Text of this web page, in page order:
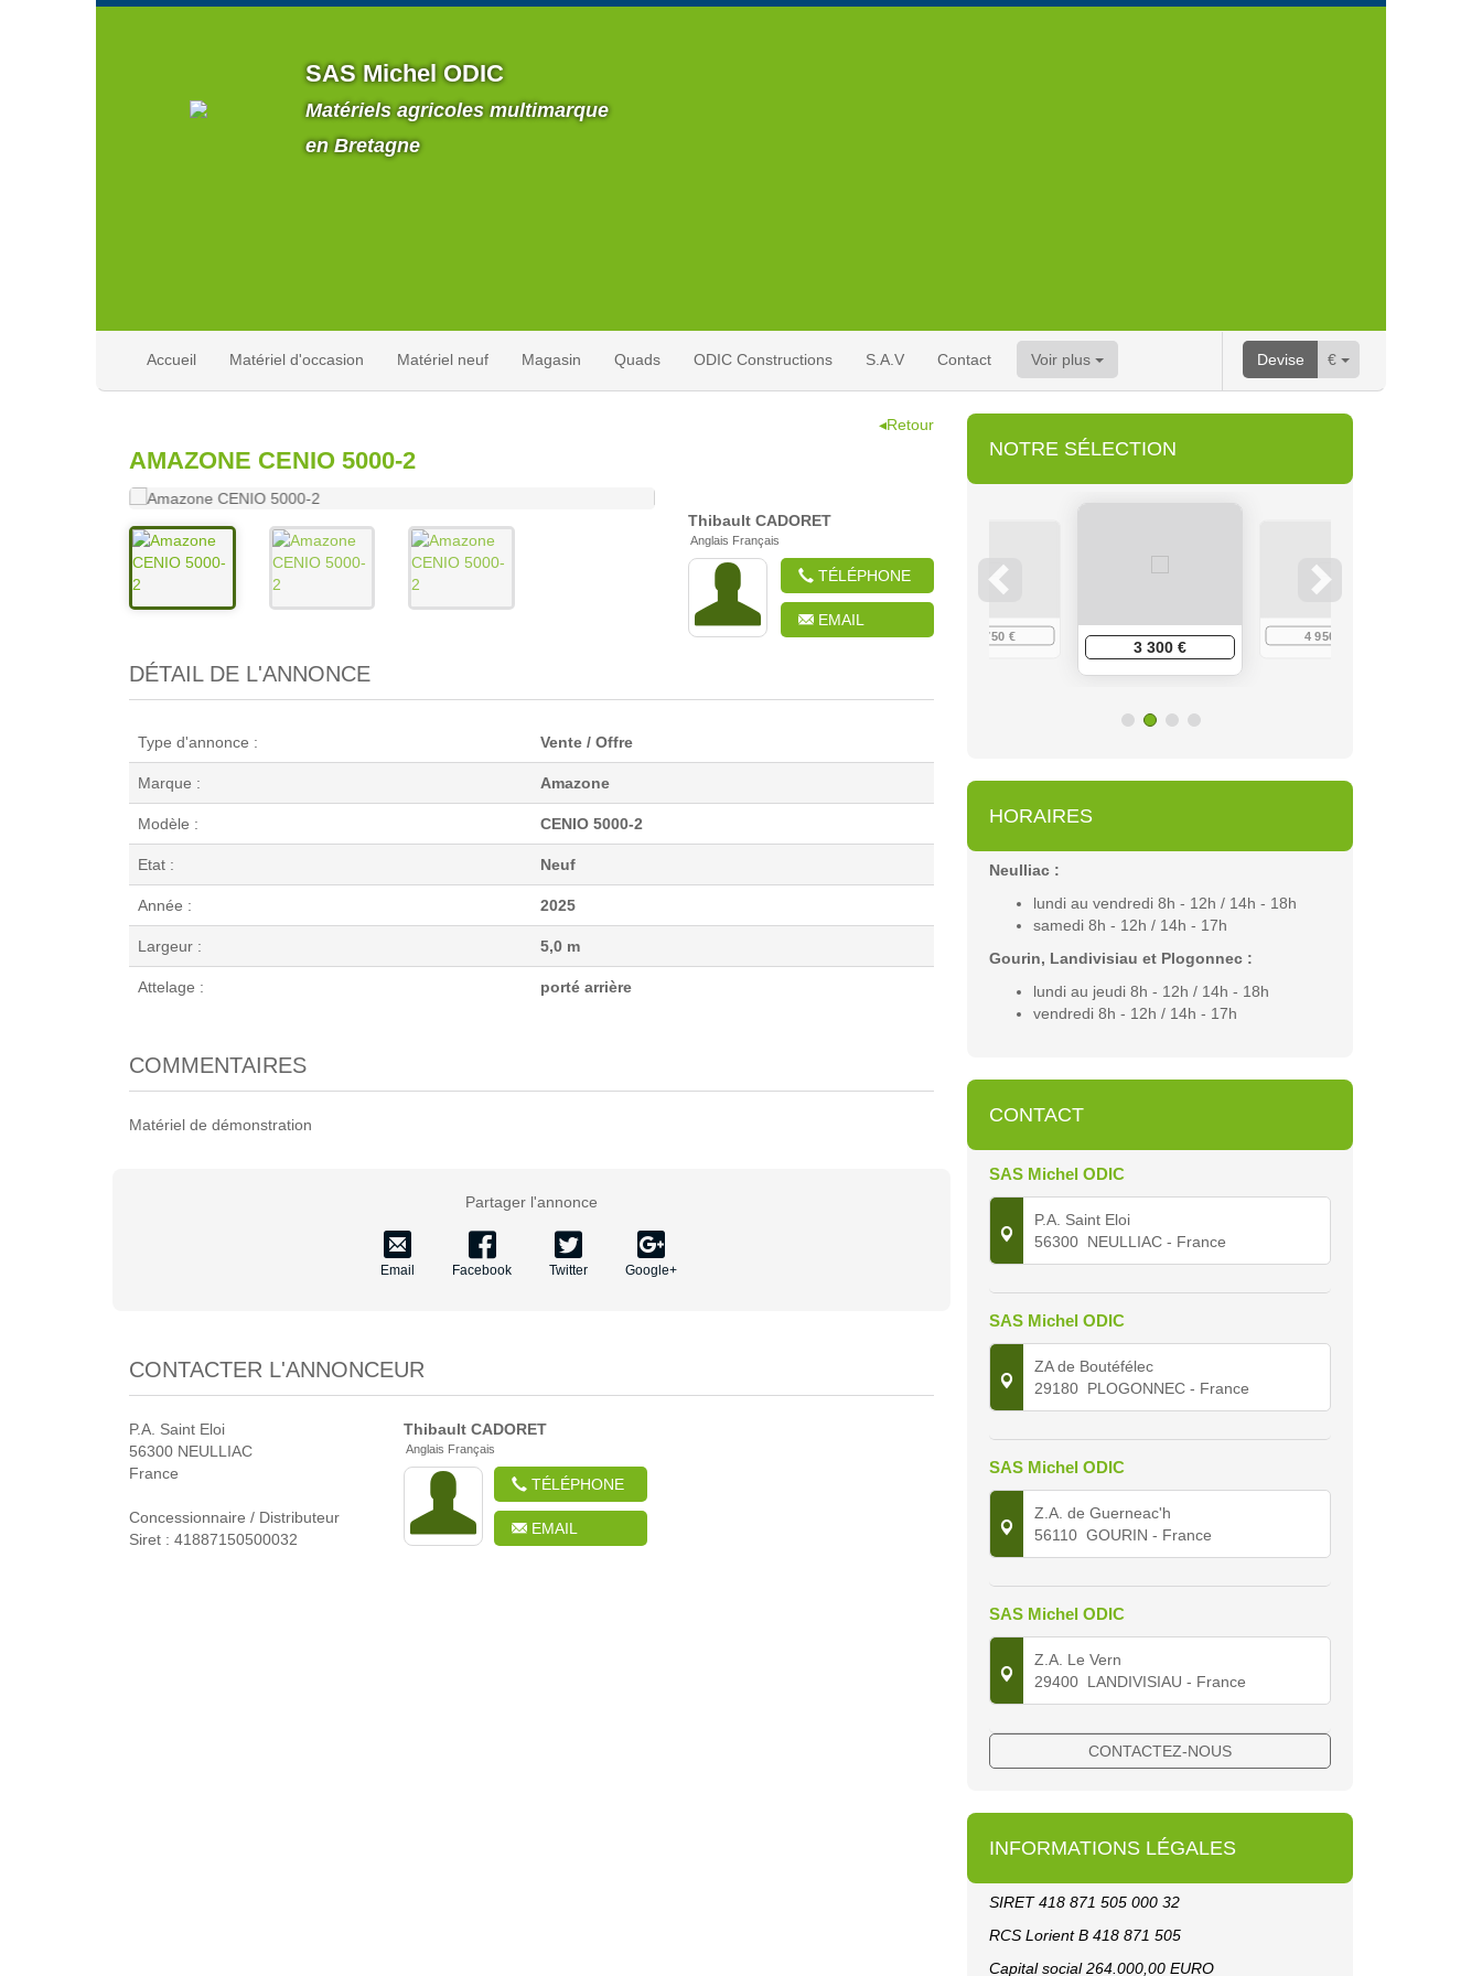
SAS Michel ODIC
Matériels agricoles multimarque
en Bretagne
Devise €
Accueil Matériel d'occasion Matériel neuf Magasin Quads ODIC Constructions S.A.V Contact Voir plus
◂Retour
AMAZONE CENIO 5000-2
Thibault CADORET
Anglais Français
TÉLÉPHONE
EMAIL
DÉTAIL DE L'ANNONCE
Type d'annonce : Vente / Offre
Marque : Amazone
Modèle : CENIO 5000-2
Etat : Neuf
Année : 2025
Largeur : 5,0 m
Attelage : porté arrière
COMMENTAIRES
Matériel de démonstration
Partager l'annonce
Email Facebook Twitter Google+
CONTACTER L'ANNONCEUR
P.A. Saint Eloi
56300 NEULLIAC
France
Concessionnaire / Distributeur
Siret : 41887150500032
Thibault CADORET
Anglais Français
TÉLÉPHONE
EMAIL
NOTRE SÉLECTION
6 900 € 8 750 €
3 300 €
4 950 €
HORAIRES
Neulliac :
lundi au vendredi 8h - 12h / 14h - 18h
samedi 8h - 12h / 14h - 17h
Gourin, Landivisiau et Plogonnec :
lundi au jeudi 8h - 12h / 14h - 18h
vendredi 8h - 12h / 14h - 17h
CONTACT
SAS Michel ODIC
P.A. Saint Eloi
56300 NEULLIAC - France
SAS Michel ODIC
ZA de Boutéfélec
29180 PLOGONNEC - France
SAS Michel ODIC
Z.A. de Guerneac'h
56110 GOURIN - France
SAS Michel ODIC
Z.A. Le Vern
29400 LANDIVISIAU - France
CONTACTEZ-NOUS
INFORMATIONS LÉGALES
SIRET 418 871 505 000 32
RCS Lorient B 418 871 505
Capital social 264.000,00 EURO